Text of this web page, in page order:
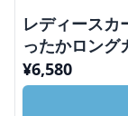
レディースカ
ったかロング
¥6,580